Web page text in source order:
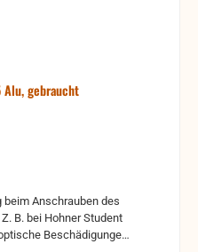
Alu, gebraucht
Beschädigungen